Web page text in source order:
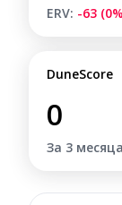
ERV: -63
DuneScore
0
За 3